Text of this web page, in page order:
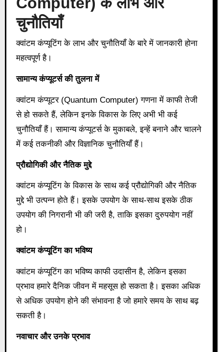
चुनौतियाँ
क्वांटम कंप्यूटिंग के लाभ और चुनौतियाँ के बारे में जानकारी होना
महत्वपूर्ण है।
सामान्य कंप्यूटर्स की तुलना में
क्वांटम कंप्यूटर (Quantum Computer) गणना में काफी तेजी
से हो सकते हैं, लेकिन इनके विकास के लिए अभी भी कई
चुनौतियाँ हैं। सामान्य कंप्यूटर्स के मुकाबले, इन्हें बनाने और चालने
में कई तकनीकी और विज्ञानिक चुनौतियाँ हैं।
प्रौद्योगिकी और नैतिक मुद्दे
क्वांटम कंप्यूटिंग के विकास के साथ कई प्रौद्योगिकी और नैतिक
मुद्दे भी उत्पन्न होते हैं। इसके उपयोग के साथ-साथ इसके ठीक
उपयोग की निगरानी भी की जरी है, ताकि इसका दुरुपयोग नहीं
हो।
क्वांटम कंप्यूटिंग का भविष्य
क्वांटम कंप्यूटिंग का भविष्य काफी उदासीन है, लेकिन इसका
प्रभाव हमारे दैनिक जीवन में महसूस हो सकता है। इसका अधिक
से अधिक उपयोग होने की संभावना है जो हमारे समय के साथ बढ़
सकती है।
नवाचार और उनके प्रभाव